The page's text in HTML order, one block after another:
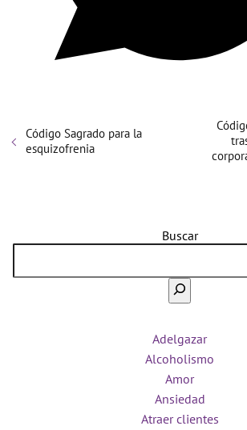
Código Sagrado para la
esquizofrenia
Buscar
Adelgazar
Alcoholismo
Amor
Ansiedad
Atraer clientes